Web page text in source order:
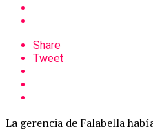
Share
Tweet
La gerencia de Falabella